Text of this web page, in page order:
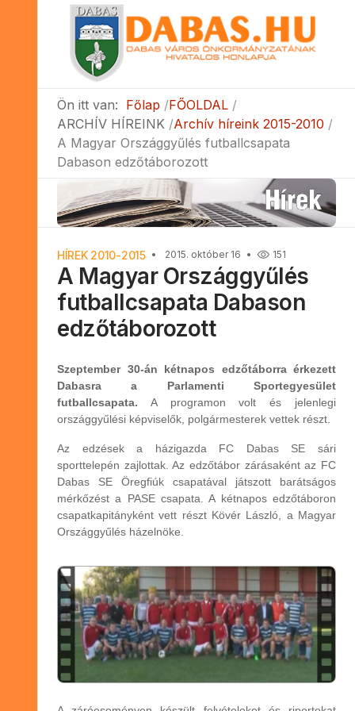
Ön itt van: Főlap
FŐOLDAL
ARCHÍV HÍREINK Archív híreink 2015-2010
A Magyar Országgyűlés futballcsapata
Dabason edzőtáborozott
HÍREK 2010-2015 2015. október 16 151
A Magyar Országgyűlés
futballcsapata Dabason
edzőtáborozott
Szeptember 30-án kétnapos edzőtáborra érkezett
Dabasra a Parlamenti Sportegyesület
futballcsapata. A programon volt és jelenlegi
országgyűlési képviselők, polgármesterek vettek részt.
Az edzések a házigazda FC Dabas SE sári
sporttelepén zajlottak. Az edzőtábor zárásaként az FC
Dabas SE Öregfiúk csapatával játszott barátságos
mérkőzést a PASE csapata. A kétnapos edzőtáboron
csapatkapitányként vett részt Kövér László, a Magyar
Országgyűlés házelnöke.